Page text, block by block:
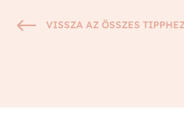
# VISSZA AZ ÖSSZES